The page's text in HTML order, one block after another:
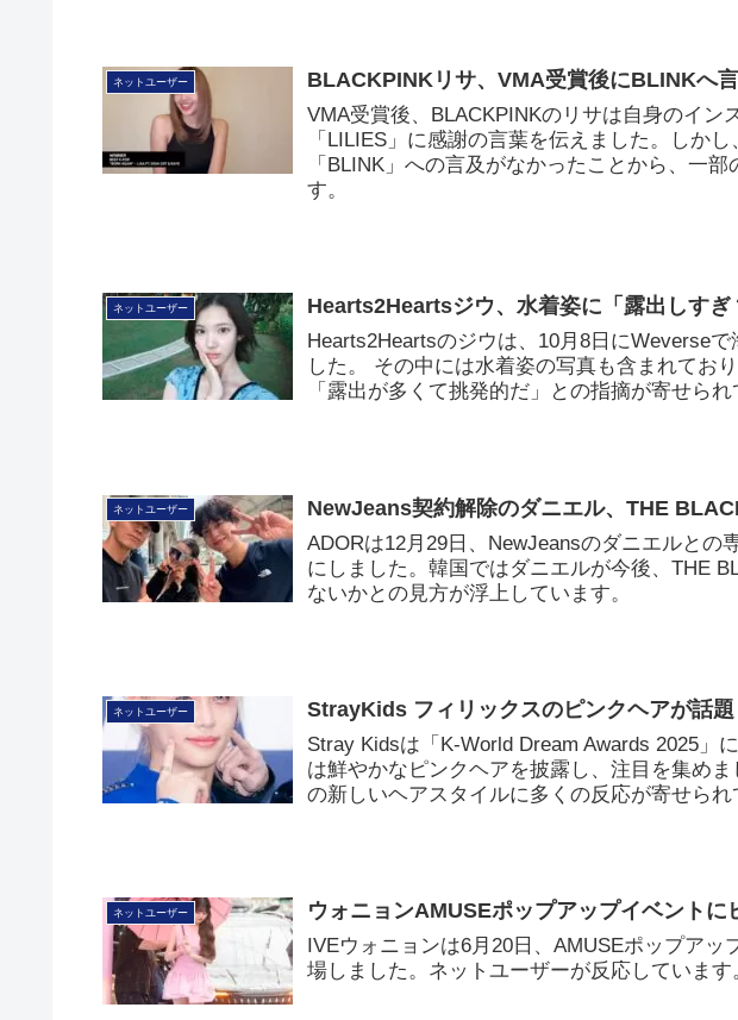
ネットユーザー BLACKPINKリサ、VMA受賞後にBLINKへ
VMA受賞後、BLACKPINKのリサは自身のイン
「LILIES」に感謝の言葉を伝えました。しか
「BLINK」への言及がなかったことから、一
す。
ネットユーザー Hearts2Heartsジウ、水着姿に「露出しすぎ
Hearts2Heartsのジウは、10月8日にWeverse
した。 その中には水着姿の写真も含まれてお
「露出が多くて挑発的だ」との指摘が寄せられ
ネットユーザー NewJeans契約解除のダニエル、THE
ADORは12月29日、NewJeansのダニエルとの
にしました。韓国ではダニエルが今後、THE
ないかとの見方が浮上しています。
ネットユーザー StrayKids フィリックスのピンクヘアが話題
Stray Kidsは「K-World Dream Awards 2025」
は鮮やかなピンクヘアを披露し、注目を集め
の新しいヘアスタイルに多くの反応が寄せられ
ネットユーザー ウォニョンAMUSEポップアップイベントに
IVEウォニョンは6月20日、AMUSEポップアッ
場しました。ネットユーザーが反応しています